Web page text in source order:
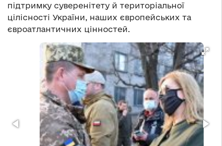
підтримку суверенітету й територіальної
цілісності України, наших європейських та
євроатлантичних цінностей.